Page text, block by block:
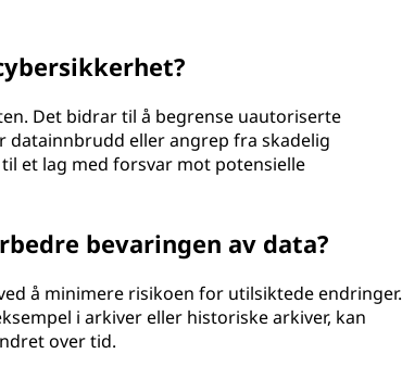
Det bidrar til å begrense uautoriserte
datainnbrudd eller angrep fra skadelig
et lag med forsvar mot potensielle
bevaringen av data?
å minimere risikoen for utilsiktede endringer.
i arkiver eller historiske arkiver, kan
over tid.